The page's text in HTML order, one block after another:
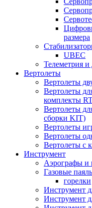
размера
UBEC
Телеметрия и
Вертолеты
Вертолеты
Вертолеты
комплекты
Вертолеты
сборки KIT)
Вертолеты
Вертолеты
Вертолеты с
Инструмент
Аэрографы и
Газовые
горелки
Инструмент
Инструмент